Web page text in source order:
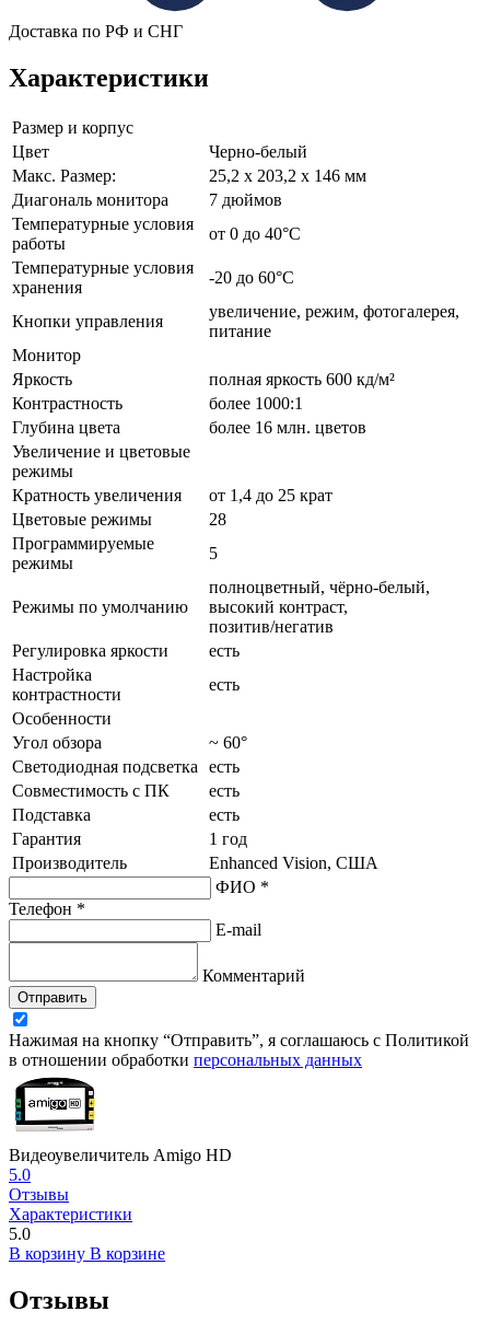
Доставка по РФ и СНГ
Характеристики
Размер и корпус
Цвет
Черно-белый
Макс. Размер:
25,2 x 203,2 x 146 мм
Диагональ монитора
7 дюймов
Температурные условия
работы
от 0 до 40°C
Температурные условия
хранения
-20 до 60°C
Кнопки управления
увеличение, режим, фотогалерея,
питание
Монитор
Яркость
полная яркость 600 кд/м²
Контрастность
более 1000:1
Глубина цвета
более 16 млн. цветов
Увеличение и цветовые
режимы
Кратность увеличения
от 1,4 до 25 крат
Цветовые режимы
28
Программируемые
режимы
5
Режимы по умолчанию
полноцветный, чёрно-белый,
высокий контраст,
позитив/негатив
Регулировка яркости
есть
Настройка
контрастности
есть
Особенности
Угол обзора
~ 60°
Светодиодная подсветка
есть
Совместимость с ПК
есть
Подставка
есть
Гарантия
1 год
Производитель
Enhanced Vision, США
ФИО *
Телефон *
E-mail
Комментарий
Отправить
Нажимая на кнопку “Отправить”, я соглашаюсь с Политикой
в отношении обработки персональных данных
Видеоувеличитель Amigo HD
5.0
Отзывы
Характеристики
5.0
В корзину В корзине
Отзывы